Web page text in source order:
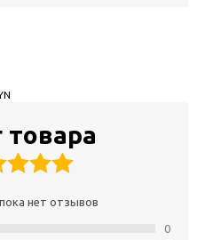
товара
нет отзывов
0